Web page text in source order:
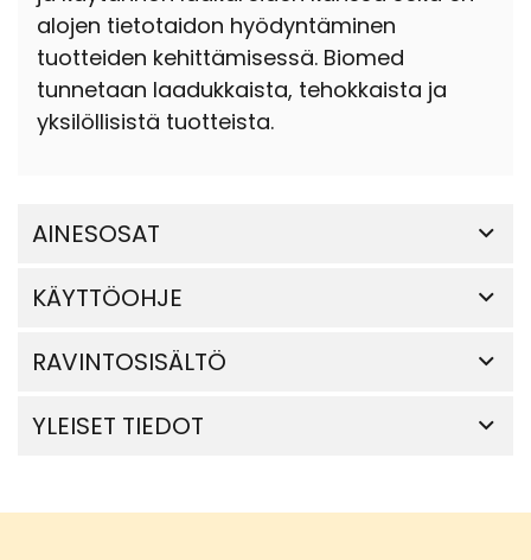
alojen tietotaidon hyödyntäminen
tuotteiden kehittämisessä. Biomed
tunnetaan laadukkaista, tehokkaista ja
yksilöllisistä tuotteista.
AINESOSAT
KÄYTTÖOHJE
RAVINTOSISÄLTÖ
YLEISET TIEDOT